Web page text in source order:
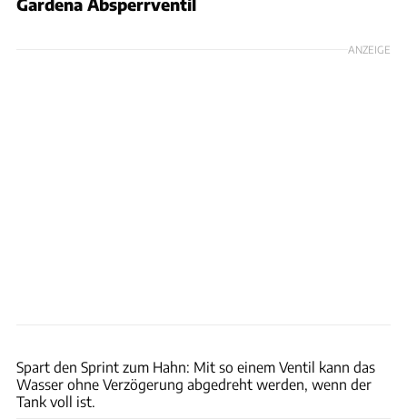
ANZEIGE
Spart den Sprint zum Hahn: Mit so einem Ventil kann das
Wasser ohne Verzögerung abgedreht werden, wenn der
Tank voll ist.